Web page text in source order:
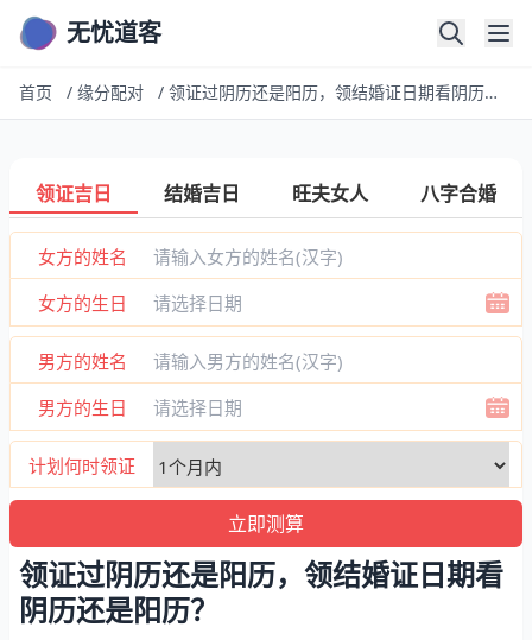
无忧道客
首页 / 缘分配对 / 领证过阴历还是阳历，领结婚证日期看阴历还是阳历？
领证吉日 结婚吉日 旺夫女人 八字合婚
女方的姓名
女方的生日
男方的姓名
男方的生日
计划何时领证
领证过阴历还是阳历，领结婚证日期看
阴历还是阳历？